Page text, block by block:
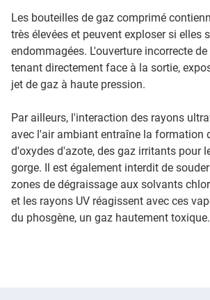
Les bouteilles de gaz comprimé
très élevées et peuvent exploser si elles
endommagées. L'ouverture incorrecte
tenant directement face à la sortie,
jet de gaz à haute pression.
Par ailleurs, l'interaction des rayons
avec l'air ambiant entraîne la formation
d'oxydes d'azote, des gaz irritants pour
gorge. Il est également interdit de
zones de dégraissage aux solvants
et les rayons UV réagissent avec ces
du phosgène, un gaz hautement toxique.